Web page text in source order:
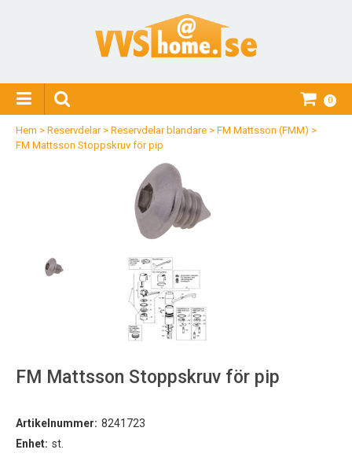
0
Hem > Reservdelar> Reservdelar blandare > FM Mattsson (FMM) >
FM Mattsson Stoppskruv för pip
FM Mattsson Stoppskruv för pip
Artikelnummer: 8241723
Enhet: st.